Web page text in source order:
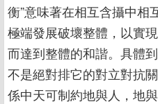
衡”意味著在相互含攝中相
極端發展破壞整體，以實
而達到整體的和諧。具體
不是絕對排它的對立對抗
係中天可制約地與人，地